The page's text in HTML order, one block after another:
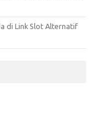
di Link Slot Alternatif